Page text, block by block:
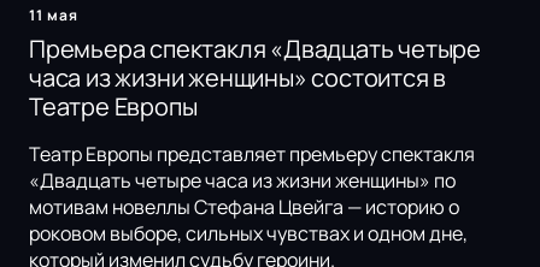
11 мая
Премьера спектакля «Двадцать четыре
часа из жизни женщины» состоится в
Театре Европы
Театр Европы представляет премьеру спектакля
«Двадцать четыре часа из жизни женщины» по
мотивам новеллы Стефана Цвейга — историю о
роковом выборе, сильных чувствах и одном дне,
который изменил судьбу героини.